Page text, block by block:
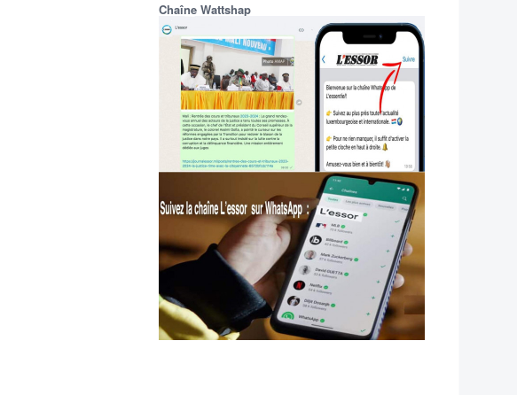
Chaîne Wattshap